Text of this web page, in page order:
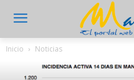
Inicio Noticias